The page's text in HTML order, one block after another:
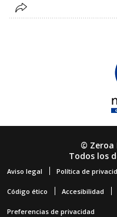
© Zeroa
Todos los
Aviso legal Política de
Código ético Accesibilidad
Preferencias de privacidad